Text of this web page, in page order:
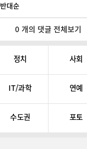
반대순
0 개의 댓글 전체보기
정치 사회
IT/과학 연예
수도권 포토